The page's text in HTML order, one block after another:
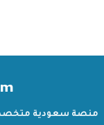
منصة سعودية